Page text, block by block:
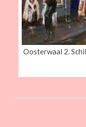
Oosterwaal 2.